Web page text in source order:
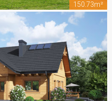
150.73m²